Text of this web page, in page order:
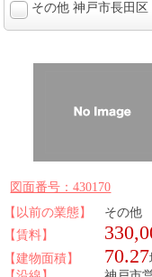
その他 神戸市長田区
図面番号：430170
【以前の業態】
その他
【賃料】
【建物面積】
70.27